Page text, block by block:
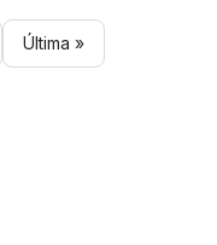
Última »